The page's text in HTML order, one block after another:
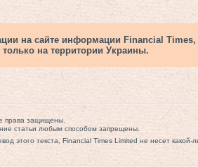
на сайте информации Financial
только на территории Украины.
права защищены.
статьи любым способом запрещены.
этого текста, Financial Times Limited не несет какой-